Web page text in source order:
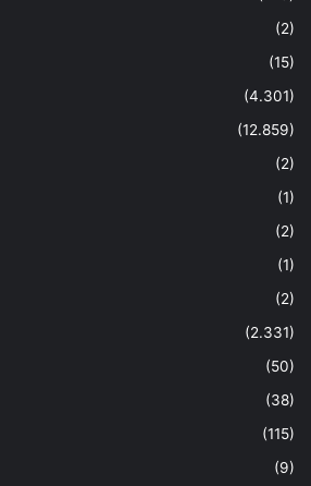
(2)
(15)
(4.301)
(12.859)
(2)
(1)
(2)
(1)
(2)
(2.331)
(50)
(38)
(115)
(9)